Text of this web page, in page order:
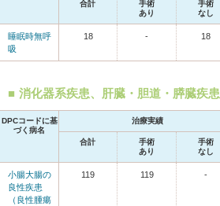
合計
手術
あり
手術
なし
睡眠時無呼
吸
18 - 18
消化器系疾患、肝臓・胆道・膵臓疾患
DPCコードに基
づく病名
治療実績
合計
手術
あり
手術
なし
小腸大腸の
良性疾患
（良性腫瘍
119 119 -